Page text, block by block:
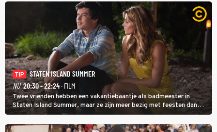
TIP
STATEN ISLAND SUMMER
NU 20:30 - 22:24· FILM
Twee vrienden hebben een vakantiebaantje als badmeester in
Staten Island Summer, maar ze zijn meer bezig met feesten dan
met werken.